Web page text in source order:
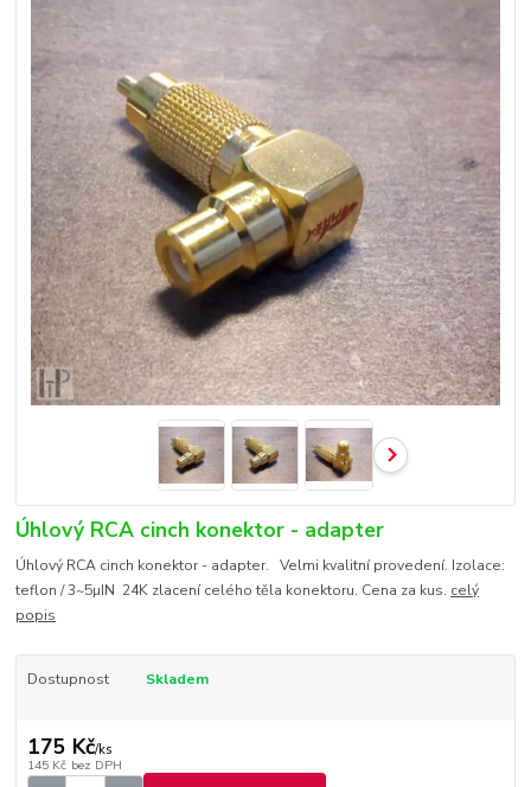
Úhlový RCA cinch konektor - adapter
Úhlový RCA cinch konektor - adapter. Velmi kvalitní provedení. Izolace:
teflon / 3~5µIN 24K zlacení celého těla konektoru. Cena za kus. celý
popis
Dostupnost Skladem
175 Kč/ks
145 Kč bez DPH